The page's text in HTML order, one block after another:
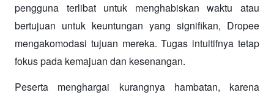
pengguna terlibat untuk menghabiskan waktu atau
bertujuan untuk keuntungan yang signifikan, Dropee
mengakomodasi tujuan mereka. Tugas intuitifnya tetap
fokus pada kemajuan dan kesenangan.
Peserta menghargai kurangnya hambatan, karena